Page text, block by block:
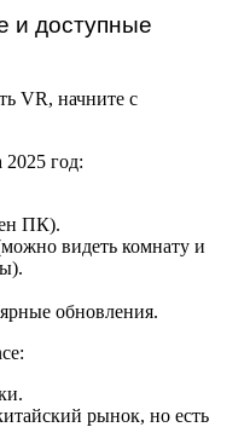
и доступные
VR, начните с
год:
ПК).
видеть комнату и
обновления.
рынок, но есть